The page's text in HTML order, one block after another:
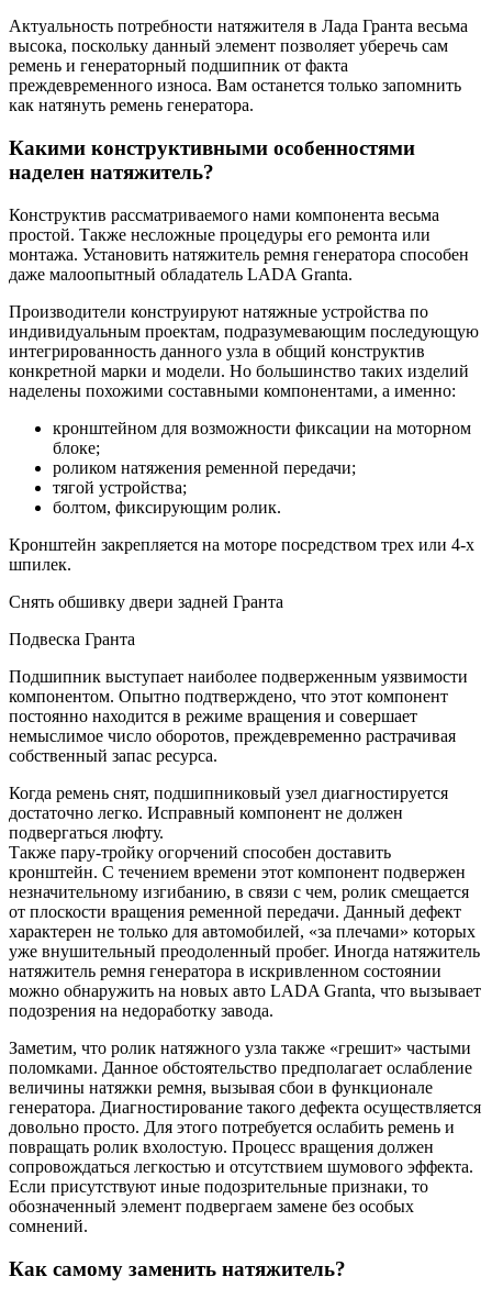
Актуальность потребности натяжителя в Лада Гранта весьма
высока, поскольку данный элемент позволяет уберечь сам
ремень и генераторный подшипник от факта
преждевременного износа. Вам останется только запомнить
как натянуть ремень генератора.
Какими конструктивными особенностями
наделен натяжитель?
Конструктив рассматриваемого нами компонента весьма
простой. Также несложные процедуры его ремонта или
монтажа. Установить натяжитель ремня генератора способен
даже малоопытный обладатель LADA Granta.
Производители конструируют натяжные устройства по
индивидуальным проектам, подразумевающим последующую
интегрированность данного узла в общий конструктив
конкретной марки и модели. Но большинство таких изделий
наделены похожими составными компонентами, а именно:
кронштейном для возможности фиксации на моторном
блоке;
роликом натяжения ременной передачи;
тягой устройства;
болтом, фиксирующим ролик.
Кронштейн закрепляется на моторе посредством трех или 4-х
шпилек.
Снять обшивку двери задней Гранта
Подвеска Гранта
Подшипник выступает наиболее подверженным уязвимости
компонентом. Опытно подтверждено, что этот компонент
постоянно находится в режиме вращения и совершает
немыслимое число оборотов, преждевременно растрачивая
собственный запас ресурса.
Когда ремень снят, подшипниковый узел диагностируется
достаточно легко. Исправный компонент не должен
подвергаться люфту.
Также пару-тройку огорчений способен доставить
кронштейн. С течением времени этот компонент подвержен
незначительному изгибанию, в связи с чем, ролик смещается
от плоскости вращения ременной передачи. Данный дефект
характерен не только для автомобилей, «за плечами» которых
уже внушительный преодоленный пробег. Иногда натяжитель
натяжитель ремня генератора в искривленном состоянии
можно обнаружить на новых авто LADA Granta, что вызывает
подозрения на недоработку завода.
Заметим, что ролик натяжного узла также «грешит» частыми
поломками. Данное обстоятельство предполагает ослабление
величины натяжки ремня, вызывая сбои в функционале
генератора. Диагностирование такого дефекта осуществляется
довольно просто. Для этого потребуется ослабить ремень и
повращать ролик вхолостую. Процесс вращения должен
сопровождаться легкостью и отсутствием шумового эффекта.
Если присутствуют иные подозрительные признаки, то
обозначенный элемент подвергаем замене без особых
сомнений.
Как самому заменить натяжитель?